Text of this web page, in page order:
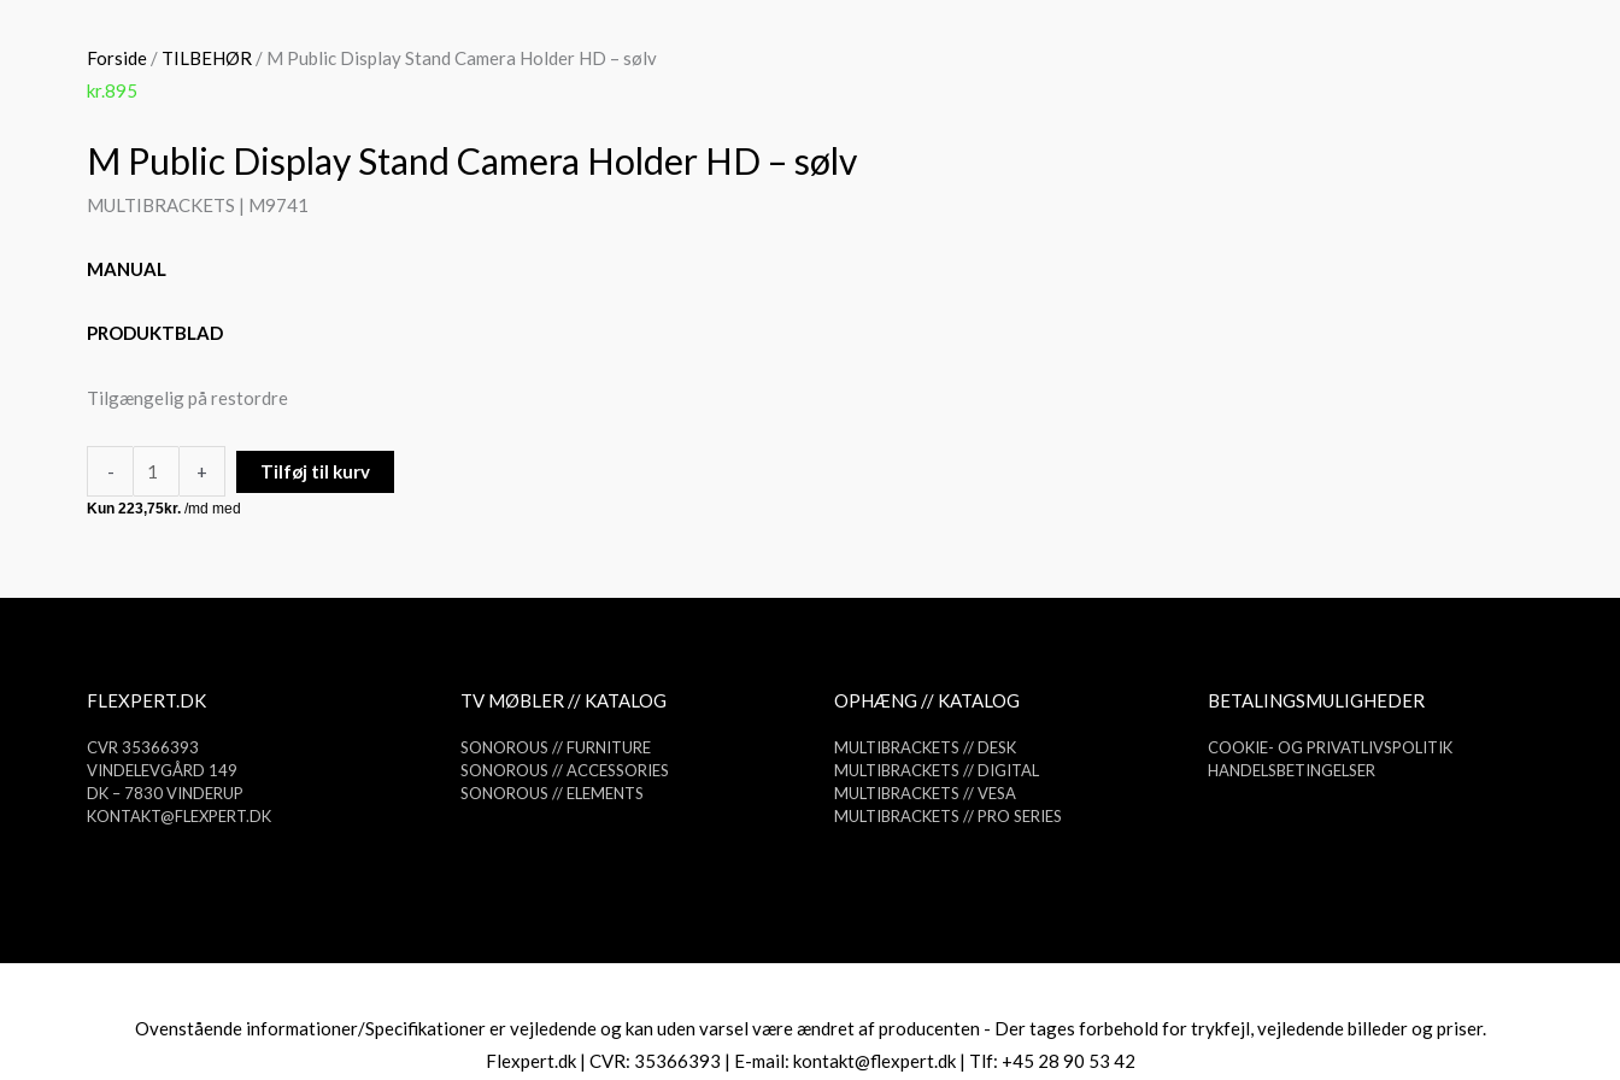
Forside / TILBEHØR / M Public Display Stand Camera Holder HD – sølv
kr.895
M Public Display Stand Camera Holder HD – sølv
MULTIBRACKETS | M9741
MANUAL
PRODUKTBLAD
Tilgængelig på restordre
-
Public
Display
Camera
HD
sølv
+ Tilføj til kurv
FLEXPERT.DK
CVR 35366393
VINDELEVGÅRD 149
DK – 7830 VINDERUP
KONTAKT@FLEXPERT.DK
TV MØBLER // KATALOG
SONOROUS // FURNITURE
SONOROUS // ACCESSORIES
SONOROUS // ELEMENTS
OPHÆNG // KATALOG
MULTIBRACKETS // DESK
MULTIBRACKETS // DIGITAL
MULTIBRACKETS // VESA
MULTIBRACKETS // PRO SERIES
BETALINGSMULIGHEDER
COOKIE- OG PRIVATLIVSPOLITIK
HANDELSBETINGELSER
Ovenstående informationer/Specifikationer er vejledende og kan uden varsel være ændret af producenten - Der tages forbehold for trykfejl, vejledende billeder og priser.
Flexpert.dk | CVR: 35366393 | E-mail: kontakt@flexpert.dk | Tlf: +45 28 90 53 42